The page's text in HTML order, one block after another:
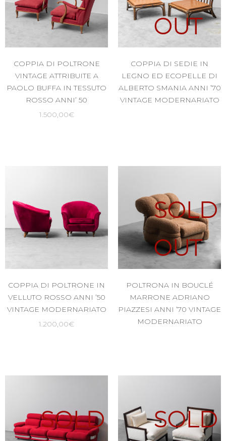
COPPIA DI POLTRONE
VINTAGE ATTRIBUITE A
PAOLO BUFFA IN TESSUTO
ROSSO ANNI’ 50
1.500,00€
OUT
COPPIA DI SEDIE IN
LEGNO ED ECOPELLE DI
ALBERTO SMANIA ANNI ’70
VINTAGE MODERNARIATO
COPPIA DI POLTRONE IN
VELLUTO ROSSO ANNI ’50
VINTAGE MODERNARIATO
1.200,00€
SOLD
OUT
POLTRONA IN BOUCLÉ
MARRONE ADRIANO
PIAZZESI ANNI ’70 VINTAGE
MODERNARIATO
SOLD
SOLD